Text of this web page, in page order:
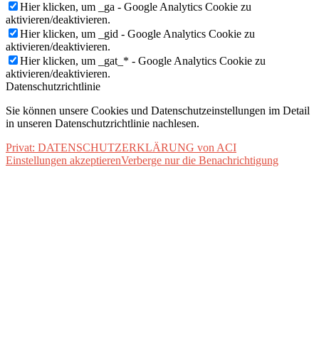
Hier klicken, um _ga - Google Analytics Cookie zu
aktivieren/deaktivieren.
Hier klicken, um _gid - Google Analytics Cookie zu
aktivieren/deaktivieren.
Hier klicken, um _gat_* - Google Analytics Cookie zu
aktivieren/deaktivieren.
Datenschutzrichtlinie
Sie können unsere Cookies und Datenschutzeinstellungen im Detail
in unseren Datenschutzrichtlinie nachlesen.
Privat: DATENSCHUTZERKLÄRUNG von ACI
Einstellungen akzeptierenVerberge nur die Benachrichtigung